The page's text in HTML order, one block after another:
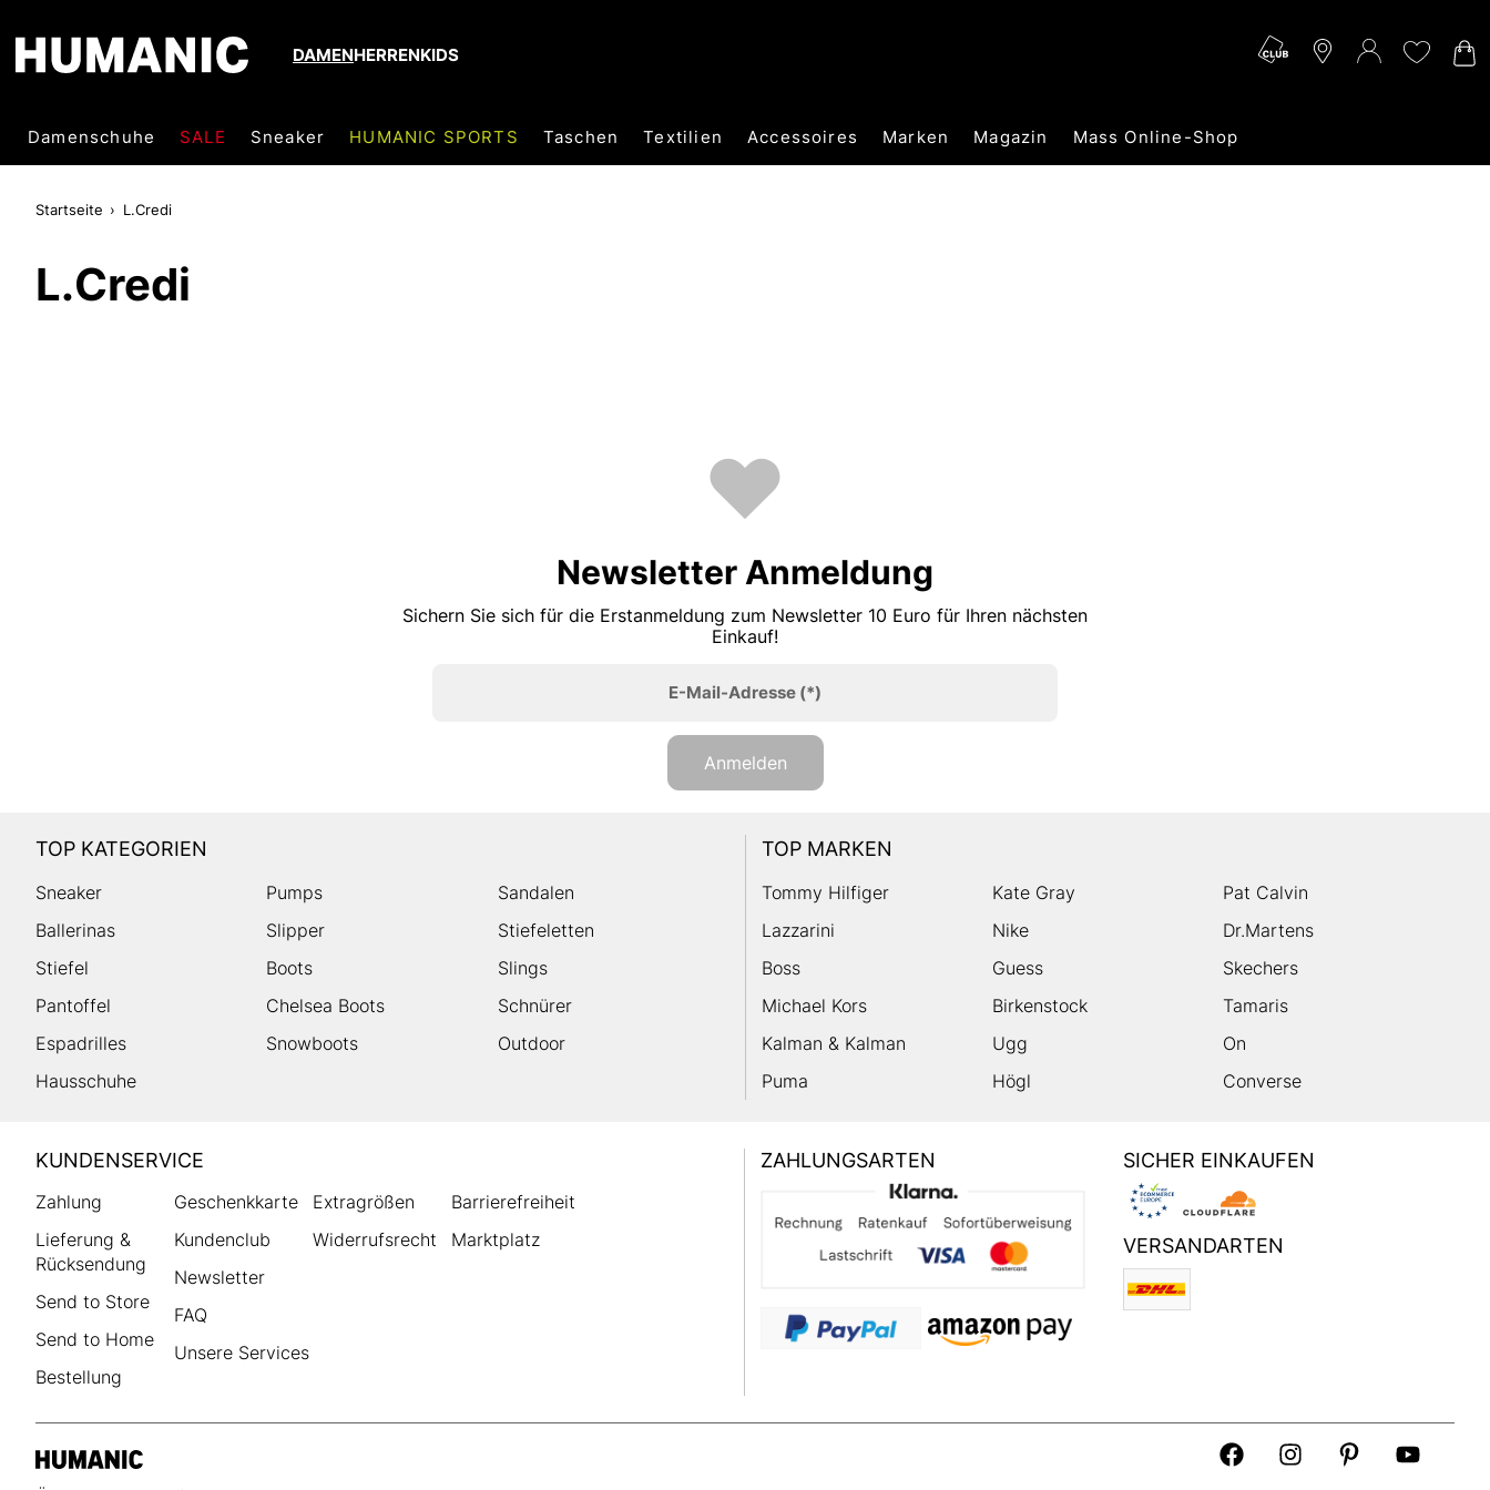
DAMENHERRENKIDS
Damenschuhe SALE Sneaker HUMANIC SPORTS Taschen Textilien Accessoires Marken Magazin Mass Online-Shop
Startseite L.Credi
L.Credi
Newsletter Anmeldung
Sichern Sie sich für die Erstanmeldung zum Newsletter 10 Euro für Ihren nächsten
Einkauf!
E-Mail-Adresse(*)
Anmelden
TOP KATEGORIEN
Sneaker Pumps
Sandalen
Ballerinas
Slipper
Stiefeletten
Stiefel
Boots
Slings
Pantoffel
Chelsea Boots
Schnürer
Espadrilles
Snowboots
Outdoor
Hausschuhe
TOP MARKEN
Tommy Hilfiger Kate Gray
Pat Calvin
Lazzarini
Nike
Dr.Martens
Boss
Guess
Skechers
Michael Kors
Birkenstock
Tamaris
Kalman & Kalman
Ugg
On
Puma
Högl Converse
HUMANIC
Footer
KUNDENSERVICE
Zahlung
Lieferung &
Rücksendung
Send to Store
Send to Home
Bestellung
Geschenkkarte
Kundenclub
Newsletter
FAQ
Unsere Services
Extragrößen
Widerrufsrecht
Barrierefreiheit
Marktplatz
ZAHLUNGSARTEN SICHER EINKAUFEN
VERSANDARTEN